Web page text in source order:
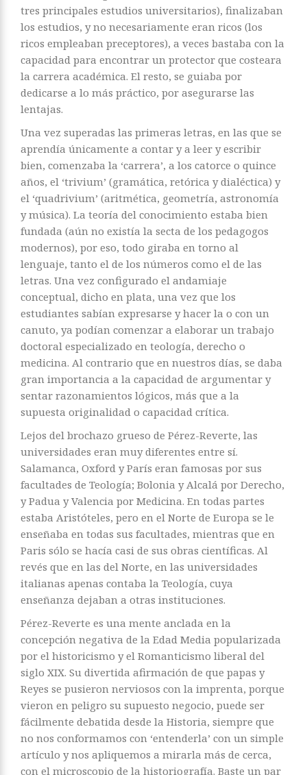
tres principales estudios universitarios), finalizaban
los estudios, y no necesariamente eran ricos (los
ricos empleaban preceptores), a veces bastaba con la
capacidad para encontrar un protector que costeara
la carrera académica. El resto, se guiaba por
dedicarse a lo más práctico, por asegurarse las
lentajas.
Una vez superadas las primeras letras, en las que se
aprendía únicamente a contar y a leer y escribir
bien, comenzaba la ‘carrera’, a los catorce o quince
años, el ‘trivium’ (gramática, retórica y dialéctica) y
el ‘quadrivium’ (aritmética, geometría, astronomía
y música). La teoría del conocimiento estaba bien
fundada (aún no existía la secta de los pedagogos
modernos), por eso, todo giraba en torno al
lenguaje, tanto el de los números como el de las
letras. Una vez configurado el andamiaje
conceptual, dicho en plata, una vez que los
estudiantes sabían expresarse y hacer la o con un
canuto, ya podían comenzar a elaborar un trabajo
doctoral especializado en teología, derecho o
medicina. Al contrario que en nuestros días, se daba
gran importancia a la capacidad de argumentar y
sentar razonamientos lógicos, más que a la
supuesta originalidad o capacidad crítica.
Lejos del brochazo grueso de Pérez-Reverte, las
universidades eran muy diferentes entre sí.
Salamanca, Oxford y París eran famosas por sus
facultades de Teología; Bolonia y Alcalá por Derecho,
y Padua y Valencia por Medicina. En todas partes
estaba Aristóteles, pero en el Norte de Europa se le
enseñaba en todas sus facultades, mientras que en
Paris sólo se hacía casi de sus obras científicas. Al
revés que en las del Norte, en las universidades
italianas apenas contaba la Teología, cuya
enseñanza dejaban a otras instituciones.
Pérez-Reverte es una mente anclada en la
concepción negativa de la Edad Media popularizada
por el historicismo y el Romanticismo liberal del
siglo XIX. Su divertida afirmación de que papas y
Reyes se pusieron nerviosos con la imprenta, porque
vieron en peligro su supuesto negocio, puede ser
fácilmente debatida desde la Historia, siempre que
no nos conformamos con ‘entenderla’ con un simple
artículo y nos apliquemos a mirarla más de cerca,
con el microscopio de la historiografía. Baste un par